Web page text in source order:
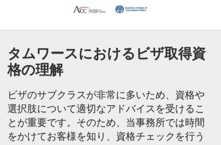
タムワースにおけるビザ取得資
格の理解
ビザのサブクラスが非常に多いため、資格や
選択肢について適切なアドバイスを受けるこ
とが重要です。そのため、当事務所では時間
をかけてお客様を知り、資格チェックを行う